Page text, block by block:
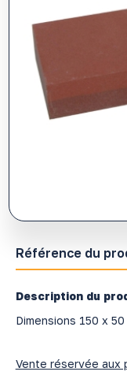
Référence du
Description du
Dimensions 150 x 50
Vente réservée aux